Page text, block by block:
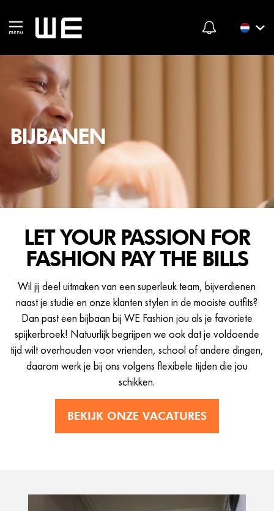
BIJBANEN
LET YOUR PASSION FOR
FASHION PAY THE BILLS
Wil jij deel uitmaken van een superleuk team, bijverdienen
naast je studie en onze klanten stylen in de mooiste outfits?
Dan past een bijbaan bij WE Fashion jou als je favoriete
spijkerbroek! Natuurlijk begrijpen we ook dat je voldoende
tijd wilt overhouden voor vrienden, school of andere dingen,
daarom werk je bij ons volgens flexibele tijden die jou
schikken.
BEKIJK ONZE VACATURES